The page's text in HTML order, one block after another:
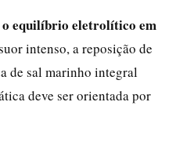
equilíbrio eletrolítico em
intenso, a reposição de
de sal marinho integral
deve ser orientada por